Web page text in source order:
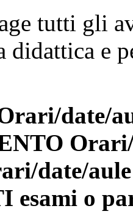
tutti gli
didattica e
date/
date/aule
esami o